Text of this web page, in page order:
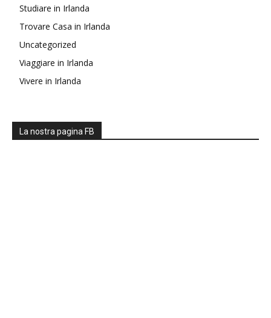
Studiare in Irlanda
Trovare Casa in Irlanda
Uncategorized
Viaggiare in Irlanda
Vivere in Irlanda
La nostra pagina FB